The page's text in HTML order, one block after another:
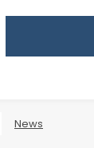
News